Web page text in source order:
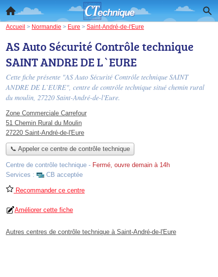
Accueil > Normandie > Eure > Saint-André-de-l'Eure
AS Auto Sécurité Contrôle technique
SAINT ANDRE DE L`EURE
Cette fiche présente "AS Auto Sécurité Contrôle technique SAINT
ANDRE DE L`EURE", centre de contrôle technique situé chemin rural
du moulin, 27220 Saint-André-de-l'Eure.
Zone Commerciale Carrefour
51 Chemin Rural du Moulin
27220 Saint-André-de-l'Eure
📞 Appeler ce centre de contrôle technique
Centre de contrôle technique - Fermé, ouvre demain à 14h
Services :
CB acceptée
Recommander ce centre
Améliorer cette fiche
Autres centres de contrôle technique à Saint-André-de-l'Eure